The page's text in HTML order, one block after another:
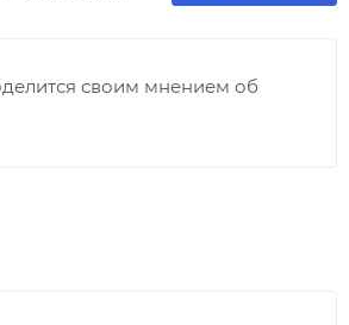
своим мнением об